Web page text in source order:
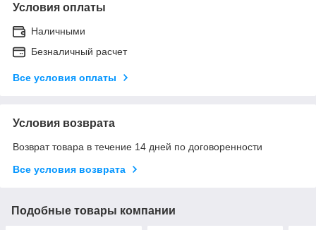
Условия оплаты
Наличными
Безналичный расчет
Все условия оплаты
Условия возврата
Возврат товара в течение 14 дней по договоренности
Все условия возврата
Подобные товары компании